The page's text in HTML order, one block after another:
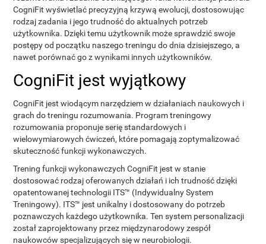
CogniFit wyświetlać precyzyjną krzywą ewolucji, dostosowując
rodzaj zadania i jego trudność do aktualnych potrzeb
użytkownika. Dzięki temu użytkownik może sprawdzić swoje
postępy od początku naszego treningu do dnia dzisiejszego, a
nawet porównać go z wynikami innych użytkowników.
CogniFit jest wyjątkowy
CogniFit jest wiodącym narzędziem w działaniach naukowych i
grach do treningu rozumowania. Program treningowy
rozumowania proponuje serię standardowych i
wielowymiarowych ćwiczeń, które pomagają zoptymalizować
skuteczność funkcji wykonawczych.
Trening funkcji wykonawczych CogniFit jest w stanie
dostosować rodzaj oferowanych działań i ich trudność dzięki
opatentowanej technologii ITS™ (Indywidualny System
Treningowy). ITS™ jest unikalny i dostosowany do potrzeb
poznawczych każdego użytkownika. Ten system personalizacji
został zaprojektowany przez międzynarodowy zespół
naukowców specjalizujących się w neurobiologii.